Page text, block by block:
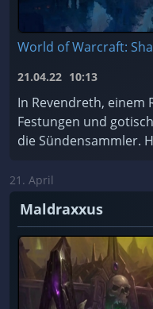
World of Warcraft:
21.04.22 10:13
In Revendreth, einem
Festungen und
die Sündensammler.
...
21. April
Maldraxxus